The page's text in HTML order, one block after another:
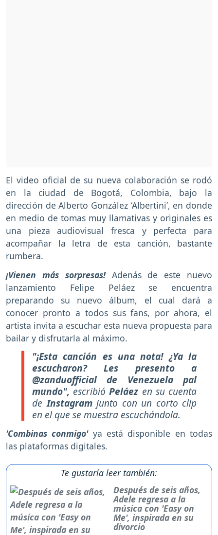
El video oficial de su nueva colaboración se rodó
en la ciudad de Bogotá, Colombia, bajo la
dirección de Alberto González ‘Albertini’, en donde
en medio de tomas muy llamativas y originales es
una pieza audiovisual fresca y perfecta para
acompañar la letra de esta canción, bastante
rumbera.
¡Vienen más sorpresas!Adenás de este nuevo
lanzamiento Felipe Peláez se encuentra
preparando su nuevo álbum, el cual dará a
conocer pronto a todos sus fans, por ahora, el
artista invita a escuchar esta nueva propuesta para
bailar y disfrutarla al máximo.
"¡Esta canción es una nota! ¿Ya la
escucharon? Les presento a
@zanduofficial de Venezuela pal
mundo", escribióPeláez en su cuenta
deInstagram junto con un corto clip
en el que se muestra escuchándola.
'Combinas conmigo'ya está disponible en todas
las plataformas digitales.
Te gustaría leer también:
Después de seis años,
Adele regresa a la
música con 'Easy on
Me', inspirada en su
divorcio